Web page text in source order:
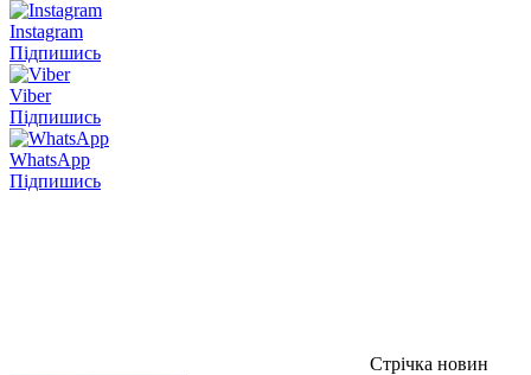
Instagram
Підпишись
Viber
Підпишись
WhatsApp
Підпишись
Стрічка новин